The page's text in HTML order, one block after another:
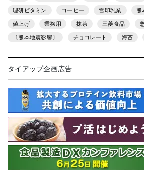
理研ビタミン コーヒー 雪印乳業 熊
値上げ 業務用 抹茶 三菱食品
〔熊本地震影響〕 チョコレート 海苔
タイアップ企画広告